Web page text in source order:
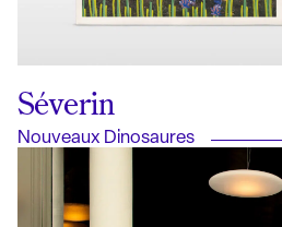
Séverin
Nouveaux Dinosaures